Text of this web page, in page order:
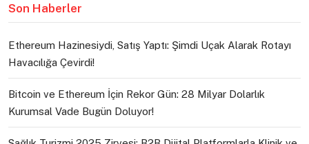
Son Haberler
Ethereum Hazinesiydi, Satış Yaptı: Şimdi Uçak Alarak Rotayı
Havacılığa Çevirdi!
Bitcoin ve Ethereum İçin Rekor Gün: 28 Milyar Dolarlık
Kurumsal Vade Bugün Doluyor!